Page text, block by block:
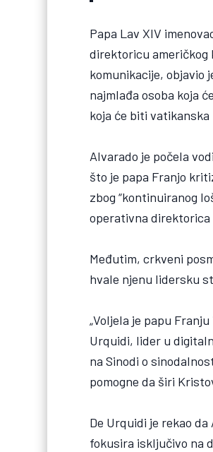
Papa Lav XIV
direktoricu američkog
komunikacije, objavio
najmlađa osoba koja
koja će biti
Alvarado je počela
što je papa Franjo
zbog “kontinuiranog
operativna direktorica
Međutim, crkveni
hvale njenu lidersku
„Voljela je papu
Urquidi, lider u
na Sinodi o
pomogne da širi
De Urquidi je rekao
fokusira isključivo na